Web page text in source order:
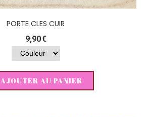
PORTE CLES CUIR
9,90€
AJOUTER AU PANIER